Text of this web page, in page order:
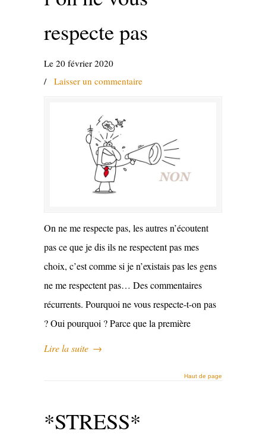
respecte pas
Le 20 février 2020
/ Laisser un commentaire
On ne me respecte pas, les autres n’écoutent
pas ce que je dis ils ne respectent pas mes
choix, c’est comme si je n’existais pas les gens
ne me respectent pas… Des commentaires
récurrents. Pourquoi ne vous respecte-t-on pas
? Oui pourquoi ? Parce que la première
Lire la suite →
Haut de page
*STRESS*